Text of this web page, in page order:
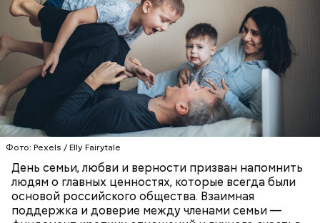
Фото: Рexels / Elly Fairytale
День семьи, любви и верности призван напомнить
людям о главных ценностях, которые всегда были
основой российского общества. Взаимная
поддержка и доверие между членами семьи —
— Пришла команда, что случилась катастрофа.
Сказали, что наша очередь на выезд в Чернобыль
скоро подойдет. И вот с 14 июня я был там, —
вспоминает он.